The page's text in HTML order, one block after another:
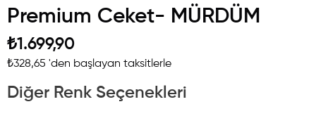
Premium Ceket- MÜRDÜM
₺1.699,90
₺328,65 'den başlayan taksitlerle
Diğer Renk Seçenekleri